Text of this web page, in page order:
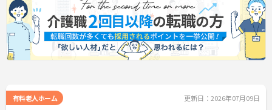
有料老人ホーム 更新日：2026年07月09日